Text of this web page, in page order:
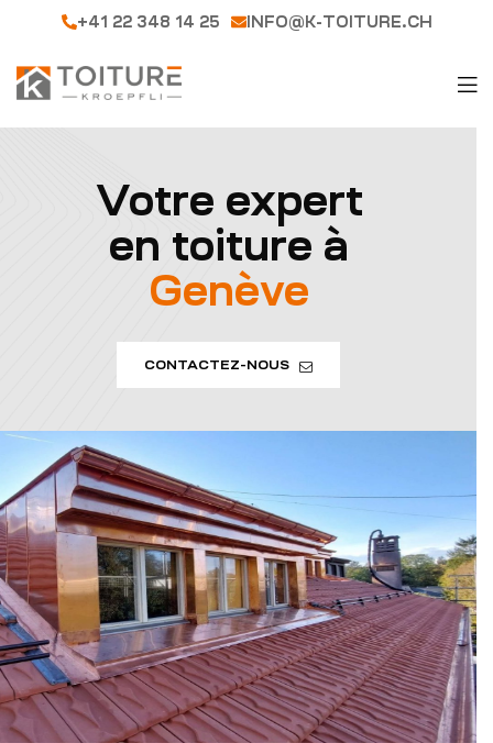
+41 22 348 14 25 INFO@K-TOITURE.CH
Votre expert
en toiture à
Genève
CONTACTEZ-NOUS